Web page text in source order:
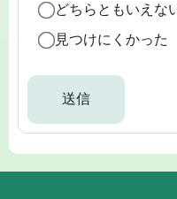
どちらともいえな
見つけにくかった